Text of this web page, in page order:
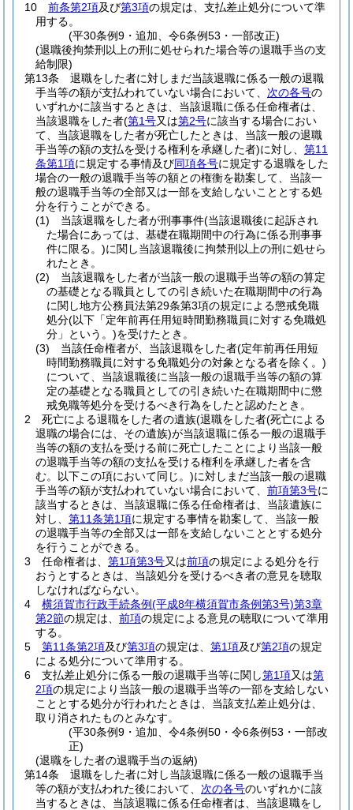
10
前条第2項及び第3項の規定は、支払差止処分について準
用する。
(平30条例9・追加、令6条例53・一部改正)
(退職後拘禁刑以上の刑に処せられた場合等の退職手当の支
給制限)
第13条
退職をした者に対しまだ当該退職に係る一般の退職
手当等の額が支払われていない場合において、 次の各号の
いずれかに該当するときは、当該退職に係る任命権者は、
当該退職をした者(第1号又は第2号に該当する場合におい
て、当該退職をした者が死亡したときは、当該一般の退職
手当等の額の支払を受ける権利を承継した者)に対し、 第11
条第1項に規定する事情及び同項各号に規定する退職をした
場合の一般の退職手当等の額との権衡を勘案して、当該一
般の退職手当等の全部又は一部を支給しないこととする処
分を行うことができる。
(1)
当該退職をした者が刑事事件(当該退職後に起訴され
た場合にあっては、基礎在職期間中の行為に係る刑事事
件に限る。)に関し当該退職後に拘禁刑以上の刑に処せら
れたとき。
(2)
当該退職をした者が当該一般の退職手当等の額の算定
の基礎となる職員としての引き続いた在職期間中の行為
に関し地方公務員法第29条第3項の規定による懲戒免職
処分(以下「定年前再任用短時間勤務職員に対する免職処
分」という。)を受けたとき。
(3)
当該任命権者が、当該退職をした者(定年前再任用短
時間勤務職員に対する免職処分の対象となる者を除く。)
について、当該退職後に当該一般の退職手当等の額の算
定の基礎となる職員としての引き続いた在職期間中に懲
戒免職等処分を受けるべき行為をしたと認めたとき。
2
死亡による退職をした者の遺族(退職をした者(死亡による
退職の場合には、その遺族)が当該退職に係る一般の退職手
当等の額の支払を受ける前に死亡したことにより当該一般
の退職手当等の額の支払を受ける権利を承継した者を含
む。以下この項において同じ。)に対しまだ当該一般の退職
手当等の額が支払われていない場合において、 前項第3号に
該当するときは、当該退職に係る任命権者は、当該遺族に
対し、 第11条第1項に規定する事情を勘案して、当該一般
の退職手当等の全部又は一部を支給しないこととする処分
を行うことができる。
3
任命権者は、 第1項第3号又は前項の規定による処分を行
おうとするときは、当該処分を受けるべき者の意見を聴取
しなければならない。
4
横須賀市行政手続条例(平成8年横須賀市条例第3号)第3章
第2節の規定は、 前項の規定による意見の聴取について準用
する。
5
第11条第2項及び第3項の規定は、 第1項及び第2項の規定
による処分について準用する。
6
支払差止処分に係る一般の退職手当等に関し第1項又は第
2項の規定により当該一般の退職手当等の一部を支給しない
こととする処分が行われたときは、当該支払差止処分は、
取り消されたものとみなす。
(平30条例9・追加、令4条例50・令6条例53・一部改
正)
(退職をした者の退職手当の返納)
第14条
退職をした者に対し当該退職に係る一般の退職手当
等の額が支払われた後において、 次の各号のいずれかに該
当するときは、当該退職に係る任命権者は、当該退職をし